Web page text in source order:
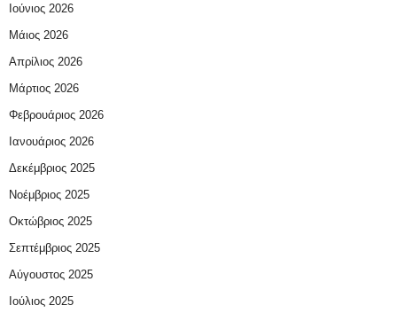
Ιούνιος 2026
Μάιος 2026
Απρίλιος 2026
Μάρτιος 2026
Φεβρουάριος 2026
Ιανουάριος 2026
Δεκέμβριος 2025
Νοέμβριος 2025
Οκτώβριος 2025
Σεπτέμβριος 2025
Αύγουστος 2025
Ιούλιος 2025